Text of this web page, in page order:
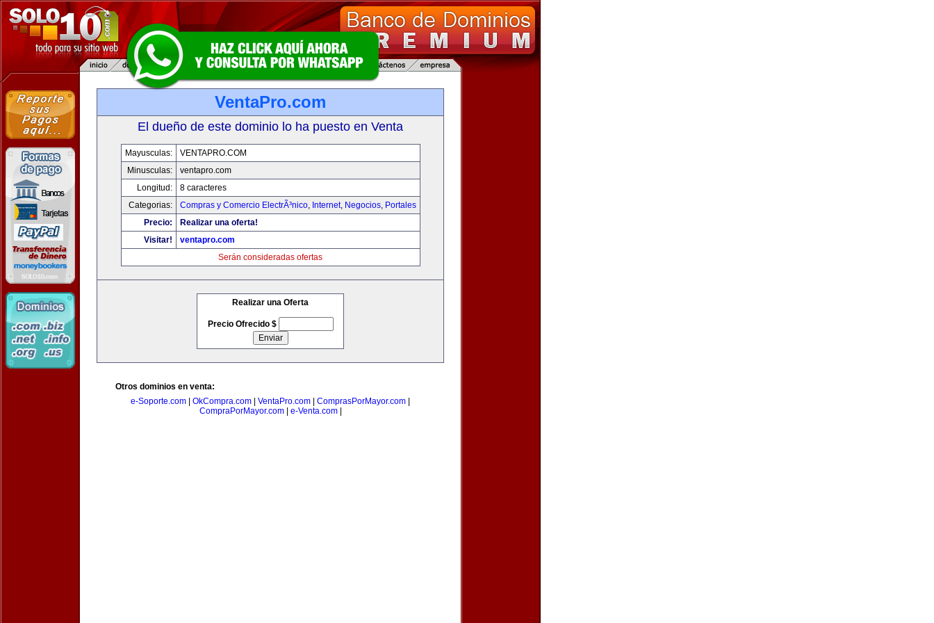
VentaPro.com
El dueño de este dominio lo ha puesto en Venta
Mayusculas:
VENTAPRO.COM
Minusculas:
ventapro.com
Longitud:
8 caracteres
Categorias:
Compras y Comercio ElectrÃ³nico, Internet, Negocios, Portales
Precio:
Realizar una oferta!
Visitar!
ventapro.com
Serán consideradas ofertas
Realizar una Oferta
Precio Ofrecido $
Otros dominios en venta:
e-Soporte.com
OkCompra.com VentaPro.com ComprasPorMayor.com
CompraPorMayor.com| e-Venta.com|